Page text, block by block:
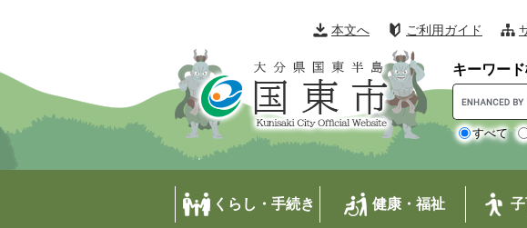
の
で
す
。
ー
ば
し
て
本文へ ご利用ガイド
キーワー
o
o
l
すべて
くらし・手続き 健康・福祉